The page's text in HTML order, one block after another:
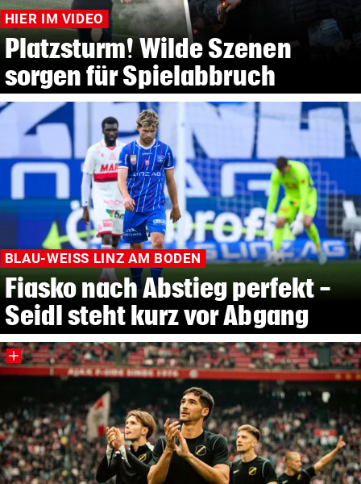
HIER IM VIDEO
Platzsturm! Wilde Szenen
sorgen für Spielabbruch
BLAU-WEISS LINZ AM BODEN
Fiasko nach Abstieg perfekt -
Seidl steht kurz vor Abgang